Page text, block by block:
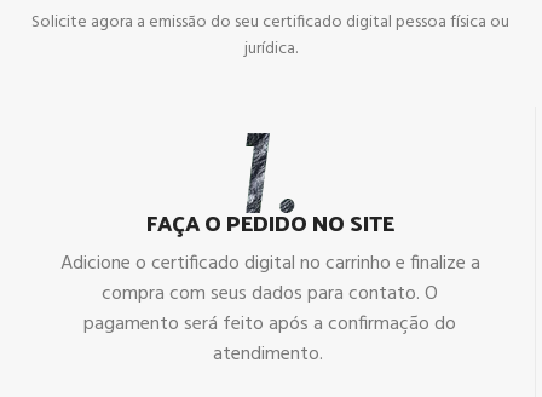
Solicite agora a emissão do seu certificado digital pessoa física ou
jurídica.
FAÇA O PEDIDO NO SITE
Adicione o certificado digital no carrinho e finalize a
compra com seus dados para contato. O
pagamento será feito após a confirmação do
atendimento.